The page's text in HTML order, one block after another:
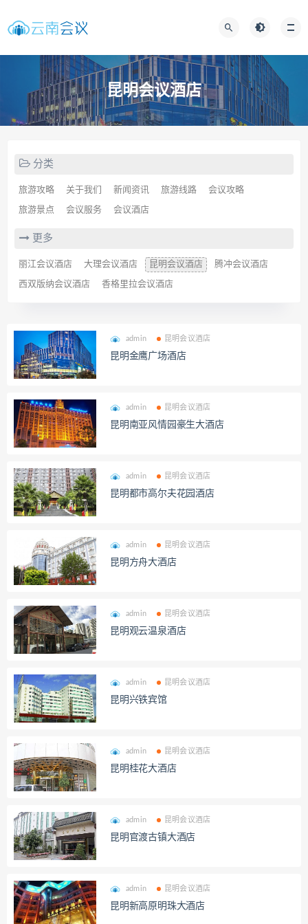
昆明会议酒店
分类
旅游攻略 关于我们 新闻资讯 旅游线路 会议攻略
旅游景点 会议服务 会议酒店
更多
丽江会议酒店 大理会议酒店 昆明会议酒店 腾冲会议酒店
西双版纳会议酒店 香格里拉会议酒店
admin 昆明会议酒店
昆明金鹰广场酒店
admin 昆明会议酒店
昆明南亚风情园豪生大酒店
admin 昆明会议酒店
昆明都市高尔夫花园酒店
admin 昆明会议酒店
昆明方舟大酒店
admin 昆明会议酒店
昆明观云温泉酒店
admin 昆明会议酒店
昆明兴铁宾馆
admin 昆明会议酒店
昆明桂花大酒店
admin 昆明会议酒店
昆明官渡古镇大酒店
admin 昆明会议酒店
昆明新高原明珠大酒店